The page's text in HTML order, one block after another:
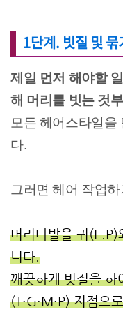
1단계. 빗질 및 묶
제일 먼저 해야할
해 머리를 빗는 것
모든 헤어스타일을
다.
그러면 헤어 작업
머리다발을 귀(E.P)
니다.
깨끗하게 빗질을 하
(T·G·M·P) 지점으